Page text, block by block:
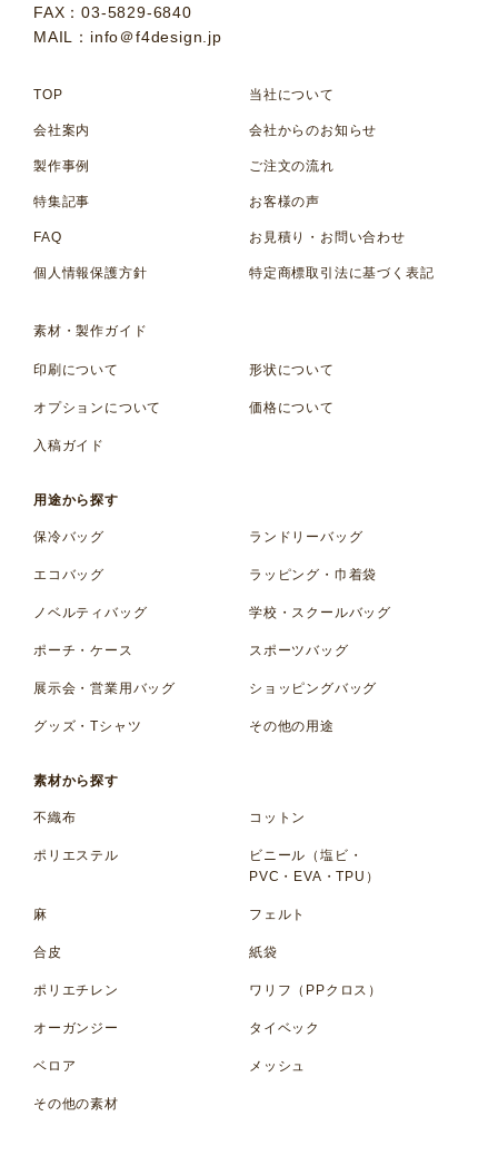
FAX：03-5829-6840
MAIL：info＠f4design.jp
TOP 当社について
会社案内 会社からのお知らせ
製作事例 ご注文の流れ
特集記事 お客様の声
FAQ お見積り・お問い合わせ
個人情報保護方針 特定商標取引法に基づく表記
素材・製作ガイド
印刷について 形状について
オプションについて 価格について
入稿ガイド
用途から探す
保冷バッグ ランドリーバッグ
エコバッグ ラッピング・巾着袋
ノベルティバッグ 学校・スクールバッグ
ポーチ・ケース スポーツバッグ
展示会・営業用バッグ ショッピングバッグ
グッズ・Tシャツ その他の用途
素材から探す
不織布 コットン
ポリエステル
ビニール（塩ビ・
PVC・EVA・TPU）
麻 フェルト
合皮 紙袋
ポリエチレン ワリフ（PPクロス）
オーガンジー タイベック
ベロア メッシュ
その他の素材